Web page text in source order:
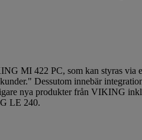
MI 422 PC, som kan styras via
Dessutom innebär
nya produkter från VIKING
LE 240.